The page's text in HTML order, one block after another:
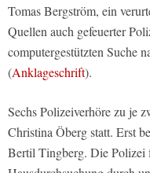
Tomas Bergström, ein
Quellen auch gefeuerter
computergestützten Suche
(Anklageschrift).
Sechs Polizeiverhöre zu je
Christina Öberg statt. Erst
Bertil Tingberg. Die Polizei